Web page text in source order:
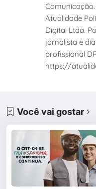
Atualidade
Digital Ltda.
jornalista e
profissional
https://
Você vai gostar